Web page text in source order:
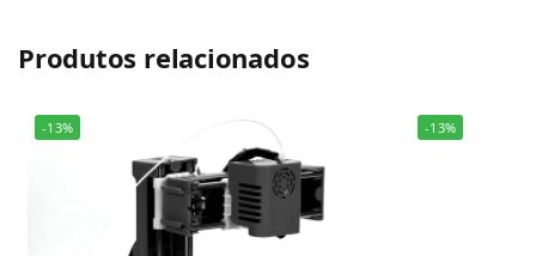
Produtos relacionados
-13% -13%